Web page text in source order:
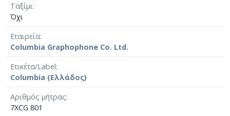
Ταξίμι
Όχι
Εταιρεία
Columbia Graphophone Co. Ltd.
Ετικέτα/Label
Columbia (Ελλάδος)
Αριθμός μήτρας
7XCG 801